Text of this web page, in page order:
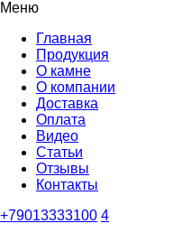
Меню
Главная
Продукция
О камне
О компании
Доставка
Оплата
Видео
Статьи
Отзывы
Контакты
+79013333100 4